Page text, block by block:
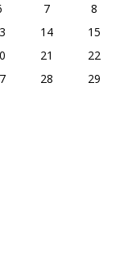
7
8
14
15
21
22
28
29